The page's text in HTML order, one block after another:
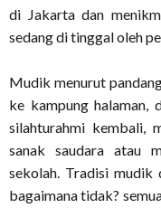
di Jakarta dan
sedang di tinggal oleh
Mudik menurut
ke kampung halaman,
silahturahmi kembali,
sanak saudara atau
sekolah. Tradisi mudik
bagaimana tidak?